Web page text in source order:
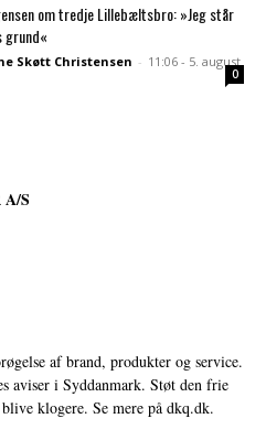
om tredje Lillebæltsbro: »Jeg står
Skøtt Christensen - 11:06 - 5. august
0
S
af brand, produkter og service.
aviser i Syddanmark. Støt den frie
klogere. Se mere på dkq.dk.